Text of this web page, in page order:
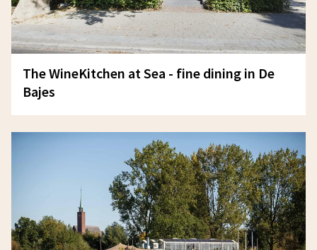
The WineKitchen at Sea - fine dining in De
Bajes